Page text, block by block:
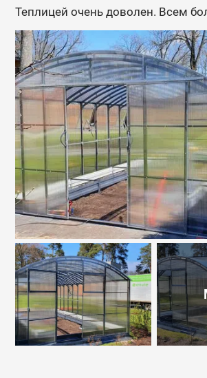
Теплицей очень доволен. Всем